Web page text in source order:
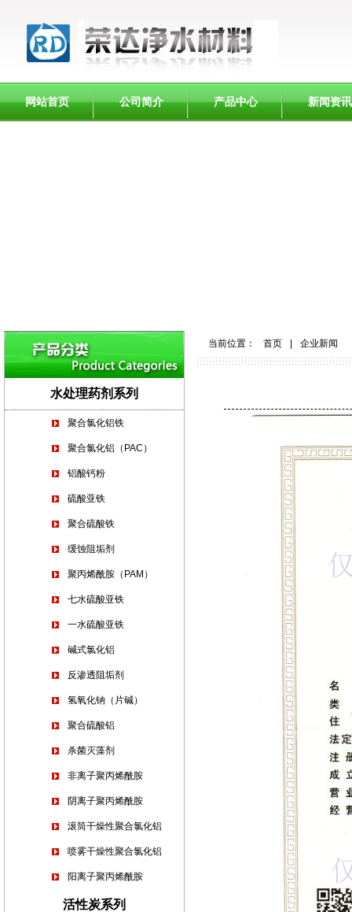
网站首页 公司简介 产品中心 新闻资讯
水处理药剂系列
聚合氯化铝铁
聚合氯化铝（PAC）
铝酸钙粉
硫酸亚铁
聚合硫酸铁
缓蚀阻垢剂
聚丙烯酰胺（PAM）
七水硫酸亚铁
一水硫酸亚铁
碱式氯化铝
反渗透阻垢剂
氢氧化钠（片碱）
聚合硫酸铝
杀菌灭藻剂
非离子聚丙烯酰胺
阴离子聚丙烯酰胺
滚筒干燥性聚合氯化铝
喷雾干燥性聚合氯化铝
阳离子聚丙烯酰胺
活性炭系列
当前位置： 首页 企业新闻